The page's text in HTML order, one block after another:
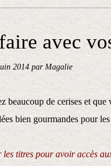
avec
2014 par Magalie
beaucoup de cerises et
bien gourmandes pour
les titres pour avoir accès